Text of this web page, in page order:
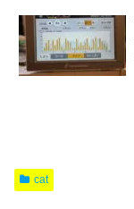
cat